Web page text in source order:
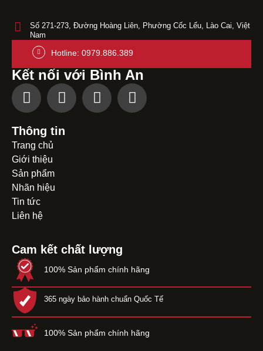
Số 271-273, Đường Hoàng Liên, Phường Cốc Lếu, Lào Cai, Việt
Nam
Hotline: 0979.886.389
Kết nối với Bình An
Thông tin
Trang chủ
Giới thiệu
Sản phẩm
Nhãn hiệu
Tin tức
Liên hệ
Cam kết chất lượng
100% Sản phẩm chính hãng
365 ngày bảo hành chuẩn Quốc Tế
100% Sản phẩm chính hãng